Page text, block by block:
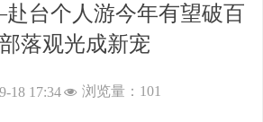
台个人游今年有望破百
落观光成新宠
18 17:34넶 浏览量： 101